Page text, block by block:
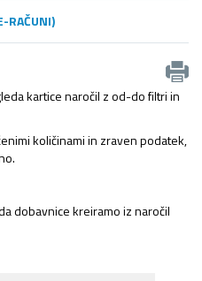
RAČUNI)
kartice naročil z od-do filtri in
količinami in zraven podatek,
dobavnice kreiramo iz naročil